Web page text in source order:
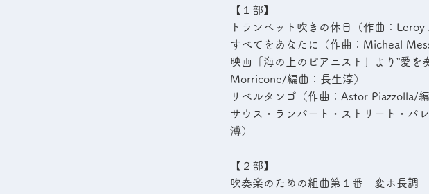
【１部】
トランペット吹きの休日（作曲：
すべてをあなたに（作曲：Micheal
映画「海の上のピアニスト」より”愛を
Morricone/編曲：長生淳）
リベルタンゴ（作曲：Astor Piazzolla/
サウス・ランパート・ストリート・パ
溥）
【２部】
吹奏楽のための組曲第１番 変ホ長調